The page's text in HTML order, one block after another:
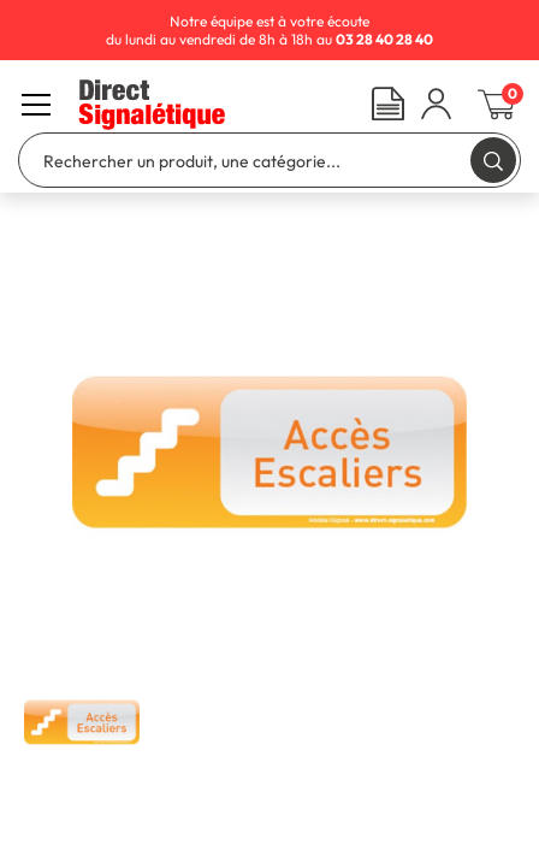
Notre équipe est à votre écoute
du lundi au vendredi de 8h à 18h au 03 28 40 28 40
0